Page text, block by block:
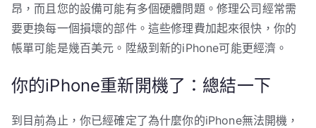
昂，而且您的設備可能有多個硬體問題。修理公司經常需
要更換每一個損壞的部件。這些修理費加起來很快，你的
帳單可能是幾百美元。陞級到新的iPhone可能更經濟。
你的iPhone重新開機了：總結一下
到目前為止，你已經確定了為什麼你的iPhone無法開機，